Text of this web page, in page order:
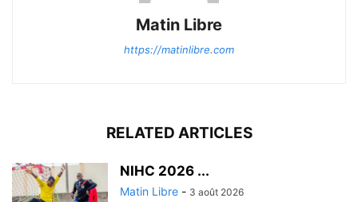
Matin Libre
https://matinlibre.com
RELATED ARTICLES
‎NIHC 2026 ...
Matin Libre - 3 août 2026